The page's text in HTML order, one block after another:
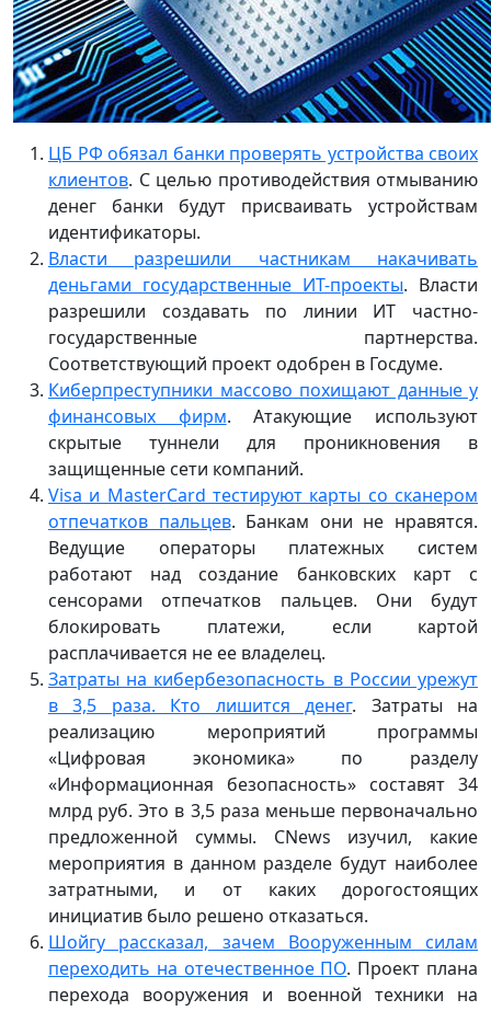
ЦБ РФ обязал банки проверять устройства своих
клиентов. С целью противодействия отмыванию
денег банки будут присваивать устройствам
идентификаторы.
Власти разрешили частникам накачивать
деньгами государственные ИТ-проекты. Власти
разрешили создавать по линии ИТ частно-
государственные партнерства.
Соответствующий проект одобрен в Госдуме.
Киберпреступники массово похищают данные у
финансовых фирм. Атакующие используют
скрытые туннели для проникновения в
защищенные сети компаний.
Visa и MasterCard тестируют карты со сканером
отпечатков пальцев. Банкам они не нравятся.
Ведущие операторы платежных систем
работают над создание банковских карт с
сенсорами отпечатков пальцев. Они будут
блокировать платежи, если картой
расплачивается не ее владелец.
Затраты на кибербезопасность в России урежут
в 3,5 раза. Кто лишится денег. Затраты на
реализацию мероприятий программы
«Цифровая экономика» по разделу
«Информационная безопасность» составят 34
млрд руб. Это в 3,5 раза меньше первоначально
предложенной суммы. CNews изучил, какие
мероприятия в данном разделе будут наиболее
затратными, и от каких дорогостоящих
инициатив было решено отказаться.
Шойгу рассказал, зачем Вооруженным силам
переходить на отечественное ПО. Проект плана
перехода вооружения и военной техники на